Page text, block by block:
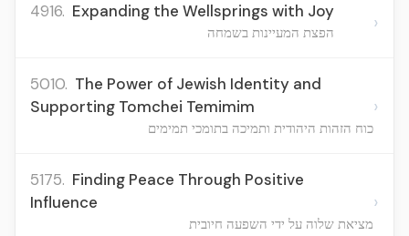
4916. Expanding the Wellsprings with Joy
הפצת המעיינות בשמחה ›
5010. The Power of Jewish Identity and
Supporting Tomchei Temimim
כוח הזהות היהודית ותמיכה בתומכי תמימים
›
5175. Finding Peace Through Positive
Influence
מציאת שלוה על ידי השפעה חיובית
›